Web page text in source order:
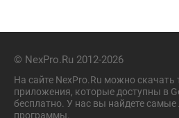
© NexPro.Ru 2012-2026
На сайте NexPro.Ru можно скачать
приложения, которые доступны в
бесплатно. У нас вы найдете
программы.